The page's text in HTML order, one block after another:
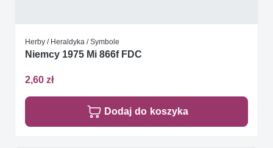
Herby / Heraldyka / Symbole
Niemcy 1975 Mi 866f FDC
2,60 zł
Dodaj do koszyka